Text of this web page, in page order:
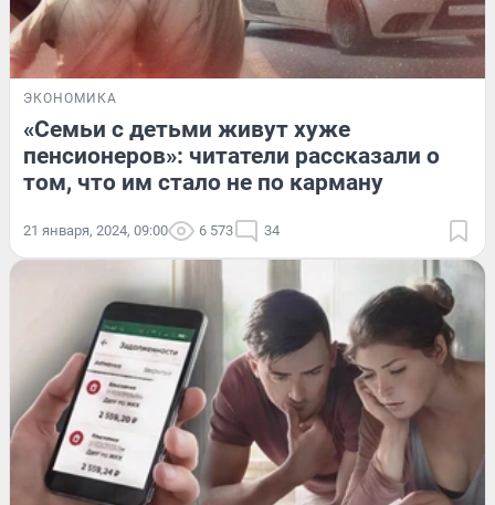
ЭКОНОМИКА
«Семьи с детьми живут хуже
пенсионеров»: читатели рассказали о
том, что им стало не по карману
21 января, 2024, 09:00 6 573 34